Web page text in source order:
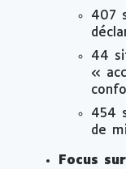
407
44
«
454
de
Focus